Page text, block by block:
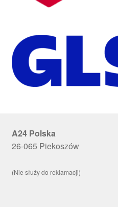
A24 Polska
26-065 Piekoszów
(Nie służy do reklamacji)